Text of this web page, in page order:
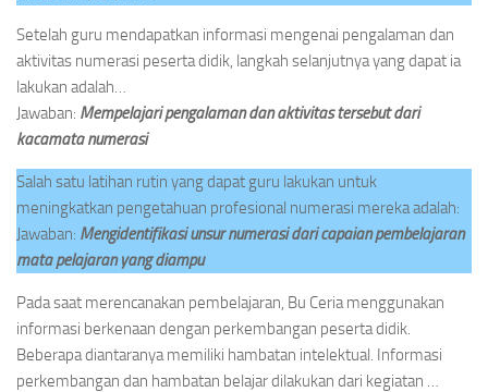
Setelah guru mendapatkan informasi mengenai pengalaman dan
aktivitas numerasi peserta didik, langkah selanjutnya yang dapat ia
lakukan adalah…
Jawaban: Mempelajari pengalaman dan aktivitas tersebut dari
kacamata numerasi
Salah satu latihan rutin yang dapat guru lakukan untuk
meningkatkan pengetahuan profesional numerasi mereka adalah:
Jawaban: Mengidentifikasi unsur numerasi dari capaian pembelajaran
mata pelajaran yang diampu
Pada saat merencanakan pembelajaran, Bu Ceria menggunakan
informasi berkenaan dengan perkembangan peserta didik.
Beberapa diantaranya memiliki hambatan intelektual. Informasi
perkembangan dan hambatan belajar dilakukan dari kegiatan …